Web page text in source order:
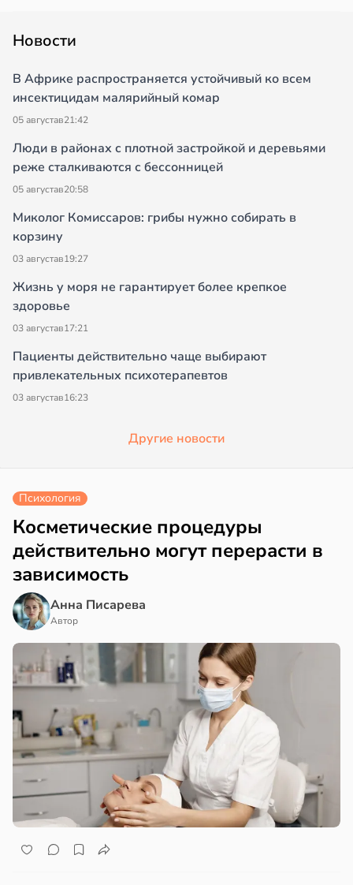
Новости
В Африке распространяется устойчивый ко всем
инсектицидам малярийный комар
05 августав21:42
Люди в районах с плотной застройкой и деревьями
реже сталкиваются с бессонницей
05 августав20:58
Миколог Комиссаров: грибы нужно собирать в
корзину
03 августав19:27
Жизнь у моря не гарантирует более крепкое
здоровье
03 августав17:21
Пациенты действительно чаще выбирают
привлекательных психотерапевтов
03 августав16:23
Другие новости
Психология
Косметические процедуры
действительно могут перерасти в
зависимость
Анна Писарева
Автор